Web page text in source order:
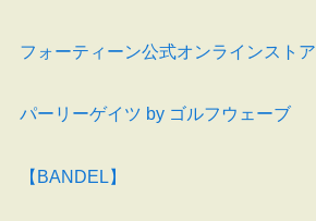
フォーティーン公式オンラインストア
パーリーゲイツ by ゴルフウェーブ
【BANDEL】